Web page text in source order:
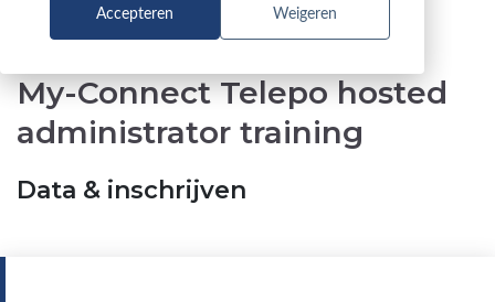
Accepteren Weigeren
My-Connect Telepo hosted
administrator training
Data & inschrijven